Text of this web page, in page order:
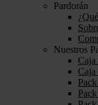
Pardorán
Nuestros
Caja
Caja